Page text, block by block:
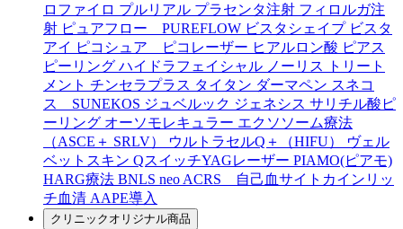
ロファイロ プルリアル プラセンタ注射 フィロルガ注
射 ピュアフロー PUREFLOW ビスタシェイプ ビスタ
アイ ピコシュア ピコレーザー ヒアルロン酸 ピアス
ピーリング ハイドラフェイシャル ノーリス
トリート
メント チンセラプラス タイタン ダーマペン スネコ
ス SUNEKOS ジュベルック ジェネシス サリチル酸ピ
ーリング オーソモレキュラー エクソソーム療法
（ASCE＋ SRLV）
ウルトラセルQ＋（HIFU）
ヴェル
ベットスキン QスイッチYAGレーザー PIAMO(ピアモ)
HARG療法 BNLS neo ACRS 自己血サイトカインリッ
チ血清 AAPE導入
クリニックオリジナル商品